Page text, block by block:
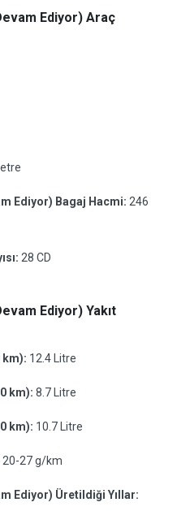
Ediyor) Araç
Ediyor) Bagaj Hacmi: 246
28 CD
Ediyor) Yakıt
km): 12.4 Litre
km): 8.7 Litre
km): 10.7 Litre
20-27 g/km
Ediyor) Üretildiği Yıllar: